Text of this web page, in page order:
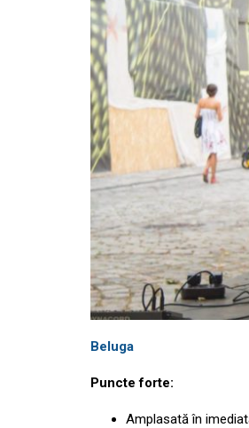
Beluga
Puncte forte:
Amplasată în